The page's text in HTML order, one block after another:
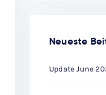
Neueste
Update June